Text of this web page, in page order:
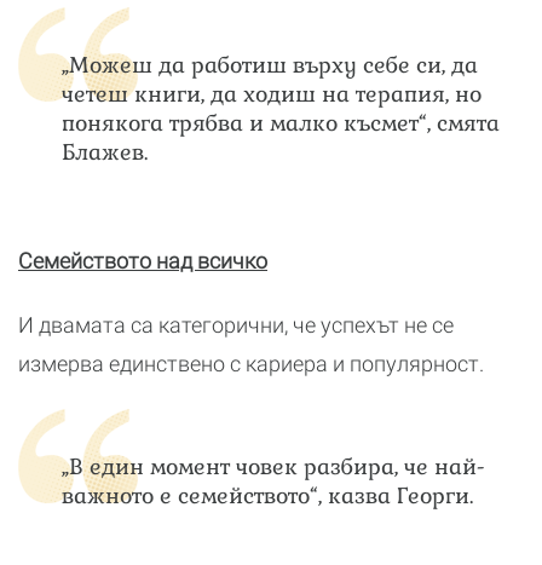
„Можеш да работиш върху себе си, да
четеш книги, да ходиш на терапия, но
понякога трябва и малко късмет“, смята
Блажев.
Семейството над всичко
И двамата са категорични, че успехът не се
измерва единствено с кариера и популярност.
„В един момент човек разбира, че най-
важното е семейството“, казва Георги.